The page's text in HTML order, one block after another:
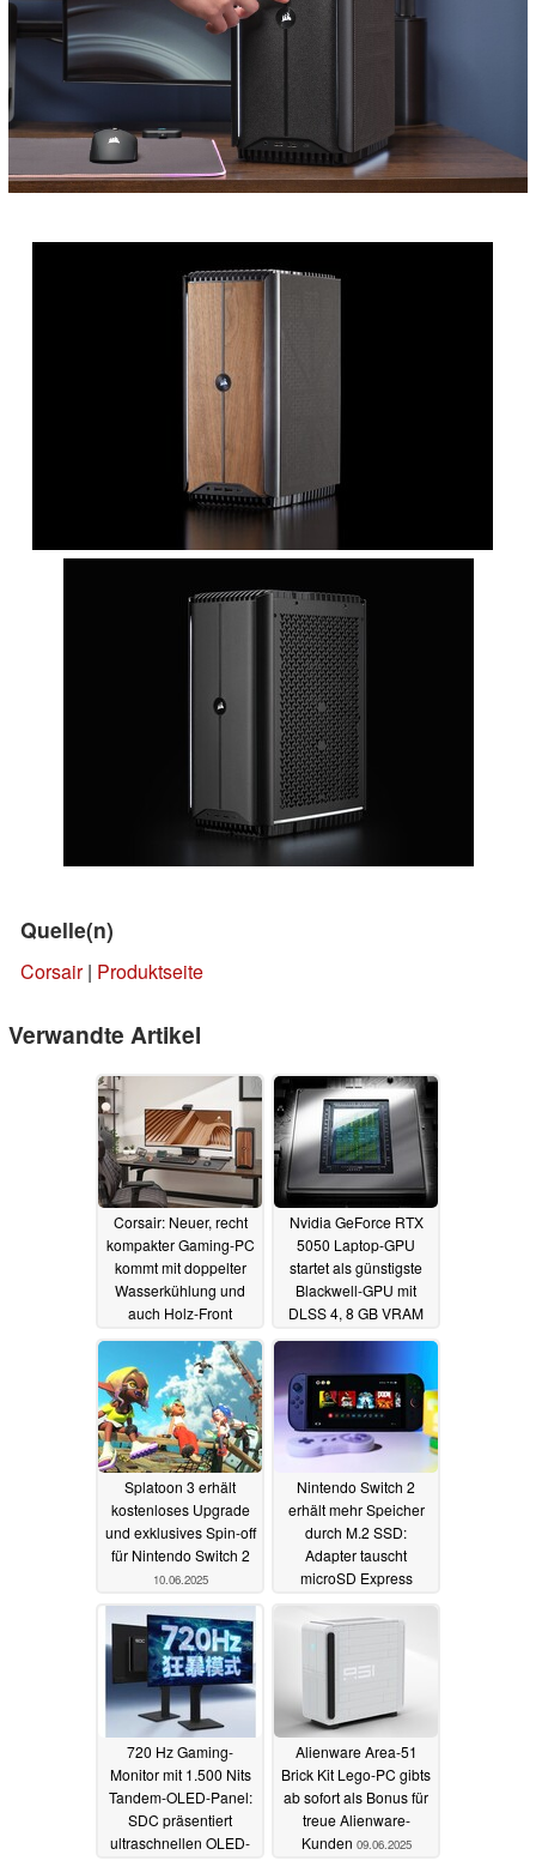
Quelle(n)
Corsair| Produktseite
Verwandte Artikel
Corsair: Neuer, recht
kompakter Gaming-PC
kommt mit doppelter
Wasserkühlung und
auch Holz-Front
23.08.2025
Nvidia GeForce RTX
5050 Laptop-GPU
startet als günstigste
Blackwell-GPU mit
DLSS 4, 8 GB VRAM
Splatoon 3 erhält
kostenloses Upgrade
und exklusives Spin-off
für Nintendo Switch 2
10.06.2025
Nintendo Switch 2
erhält mehr Speicher
durch M.2 SSD:
Adapter tauscht
microSD Express
10.06.2025
720 Hz Gaming-
Monitor mit 1.500 Nits
Tandem-OLED-Panel:
SDC präsentiert
ultraschnellen OLED-
Alienware Area-51
Brick Kit Lego-PC gibts
ab sofort als Bonus für
treue Alienware-
Kunden 09.06.2025